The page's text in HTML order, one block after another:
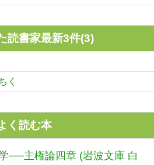
読書家最新3件(3)
く
く読む本
──主権論四章 (岩波文庫 白